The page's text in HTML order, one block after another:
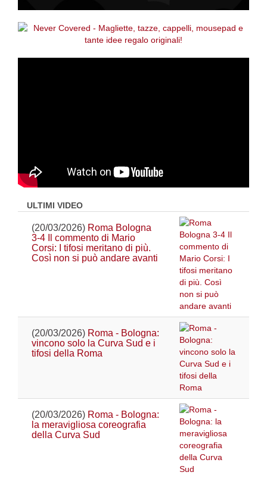
ULTIMI VIDEO
(20/03/2026) Roma Bologna
3-4 Il commento di Mario
Corsi: I tifosi meritano di più.
Così non si può andare avanti
(20/03/2026) Roma - Bologna:
vincono solo la Curva Sud e i
tifosi della Roma
(20/03/2026) Roma - Bologna:
la meravigliosa coreografia
della Curva Sud